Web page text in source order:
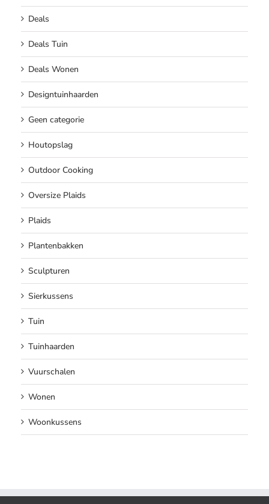
Deals
Deals Tuin
Deals Wonen
Designtuinhaarden
Geen categorie
Houtopslag
Outdoor Cooking
Oversize Plaids
Plaids
Plantenbakken
Sculpturen
Sierkussens
Tuin
Tuinhaarden
Vuurschalen
Wonen
Woonkussens